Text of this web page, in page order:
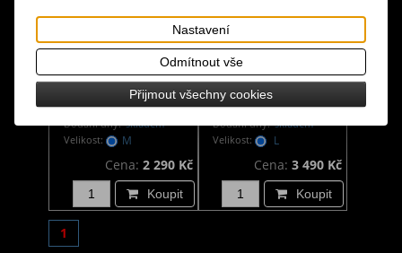
Gotický kabát pánský
v otřepeném stylu
Dodání dny:skladem
Velikost:
M
Cena: 2 290 Kč
Koupit
Gotický kabát pánský
s přezkami
Dodání dny:skladem
Velikost:
L
Cena:3 490 Kč
Koupit
1
Nastavení
Odmítnout vše
Přijmout všechny cookies